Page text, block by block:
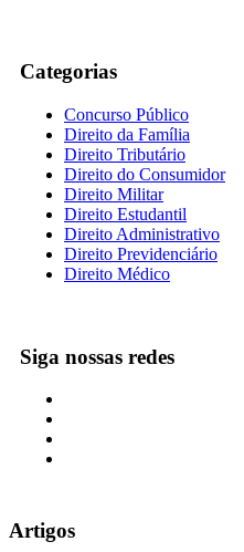
Categorias
Concurso Público
Direito da Família
Direito Tributário
Direito do Consumidor
Direito Militar
Direito Estudantil
Direito Administrativo
Direito Previdenciário
Direito Médico
Siga nossas redes
Artigos